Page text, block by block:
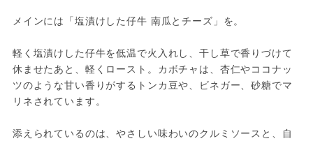
メインには「塩漬けした仔牛 南瓜とチーズ」を。
軽く塩漬けした仔牛を低温で火入れし、干し草で香りづけて
休ませたあと、軽くロースト。カボチャは、杏仁やココナッ
ツのような甘い香りがするトンカ豆や、ビネガー、砂糖でマ
リネされています。
添えられているのは、やさしい味わいのクルミソースと、自